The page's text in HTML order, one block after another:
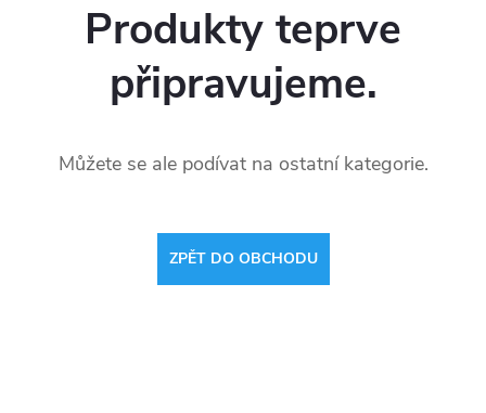
Produkty teprve
připravujeme.
Můžete se ale podívat na ostatní kategorie.
ZPĚT DO OBCHODU